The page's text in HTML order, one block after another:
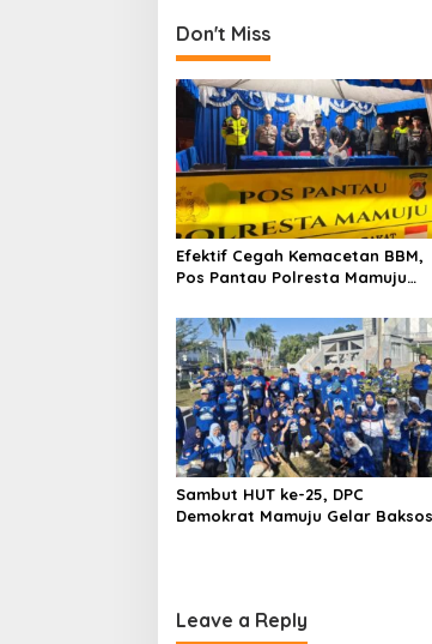
Don't Miss
Efektif Cegah Kemacetan BBM,
Pos Pantau Polresta Mamuju
Sambut HUT ke-25, DPC
Demokrat Mamuju Gelar Baksos
Leave a Reply